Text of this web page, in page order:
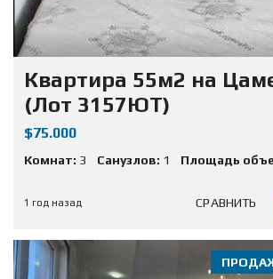
Квартира 55м2 на
(Лот 3157ЮТ)
$75.000
Комнат: 3 Санузлов: 1 Площадь
1 год назад СРАВНИТЬ